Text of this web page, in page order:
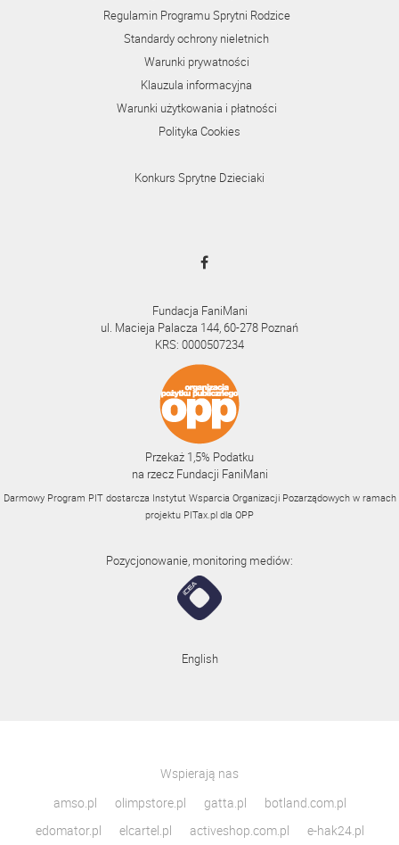
Regulamin Programu Sprytni Rodzice
Standardy ochrony nieletnich
Warunki prywatności
Klauzula informacyjna
Warunki użytkowania i płatności
Polityka Cookies
Konkurs Sprytne Dzieciaki
Fundacja FaniMani
ul. Macieja Palacza 144, 60-278 Poznań
KRS: 0000507234
Przekaż 1,5% Podatku
na rzecz Fundacji FaniMani
Darmowy Program PIT dostarcza Instytut Wsparcia Organizacji Pozarządowych w ramach
projektu PITax.pl dla OPP
Pozycjonowanie, monitoring mediów:
English
Wspierają nas
amso.pl
olimpstore.pl gatta.pl
botland.com.pl
edomator.pl
elcartel.pl activeshop.com.pl e-hak24.pl